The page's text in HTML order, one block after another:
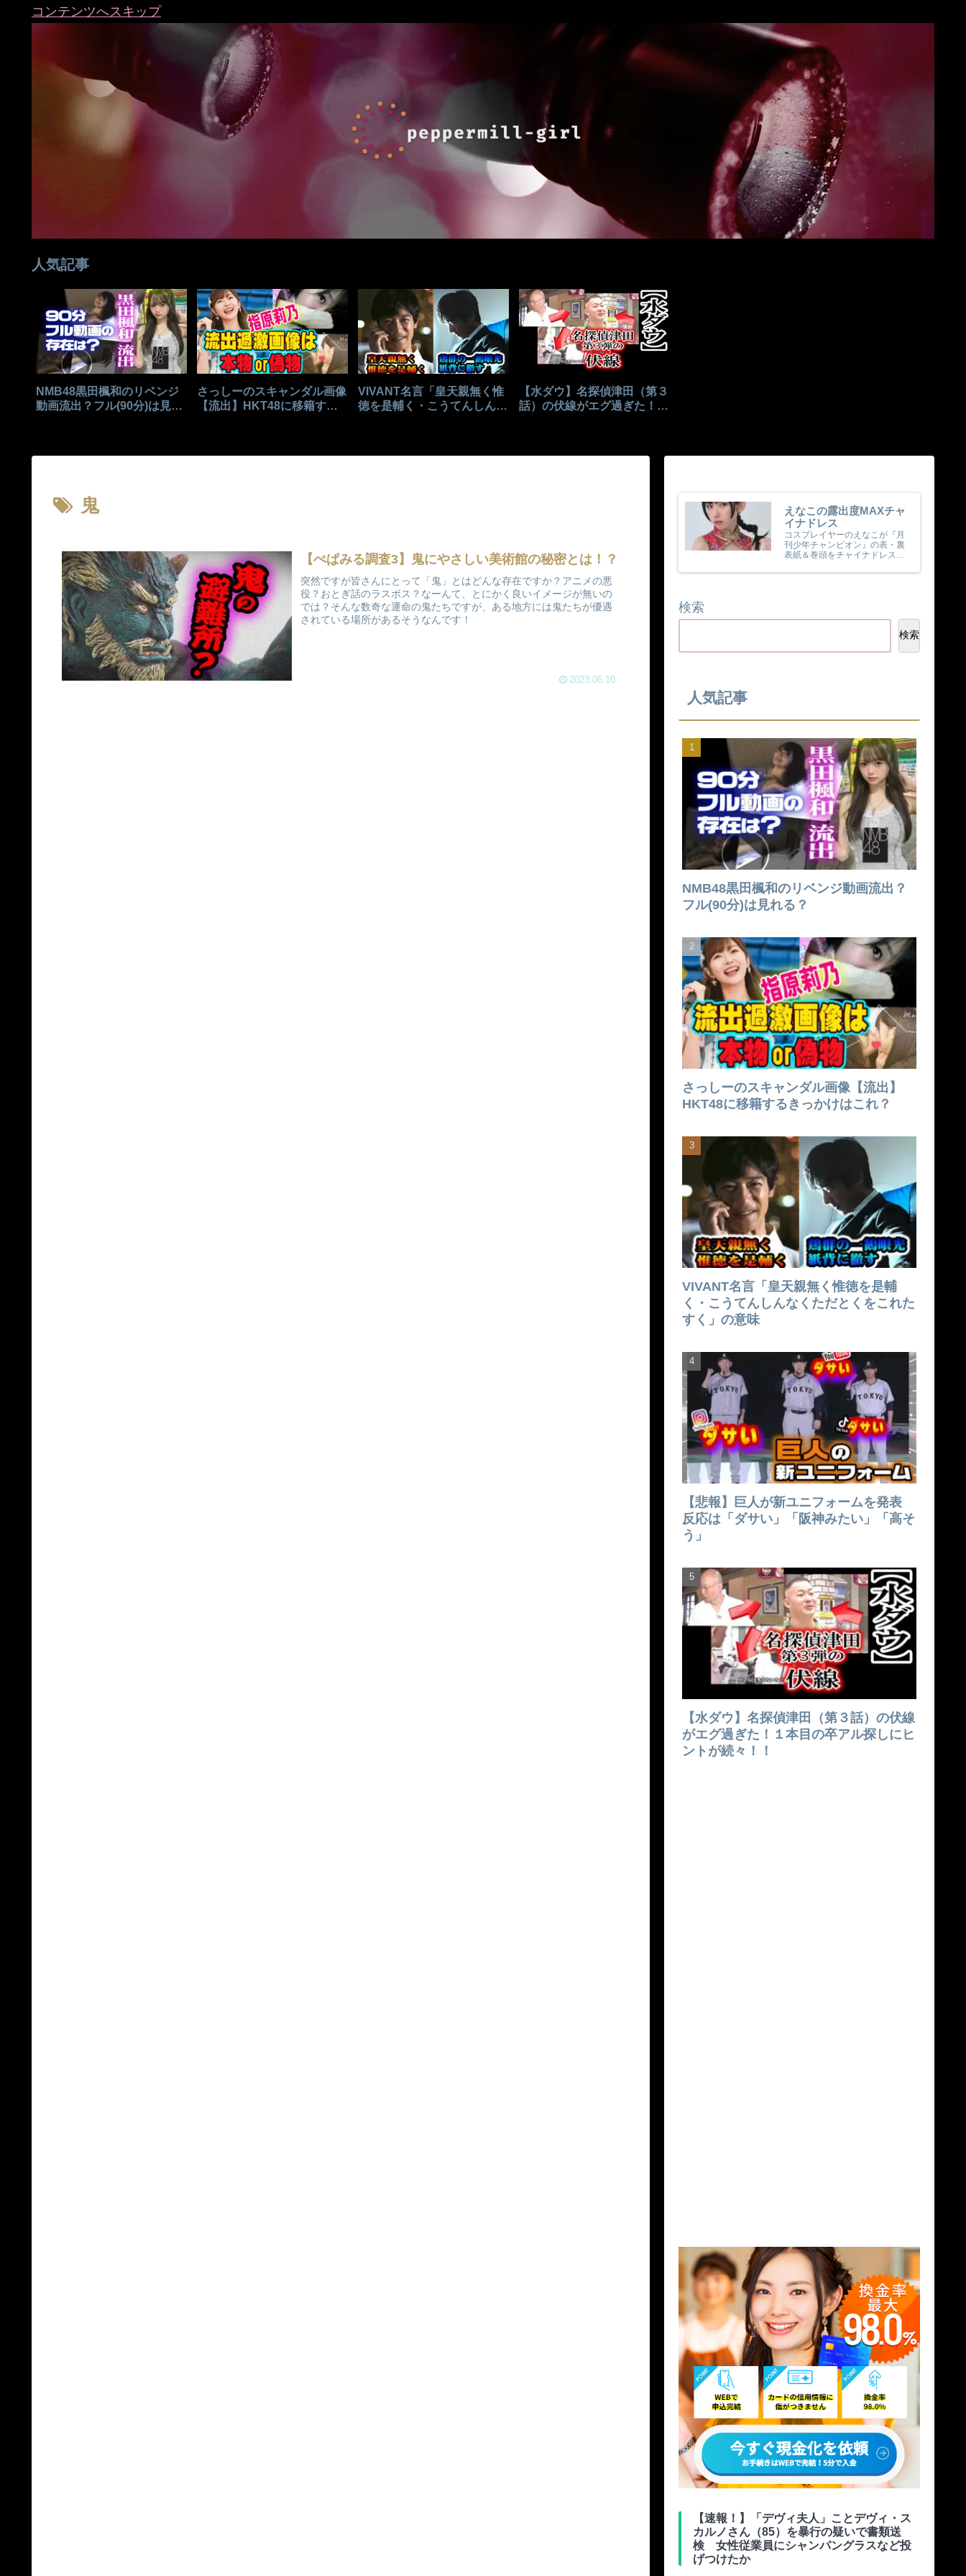
コンテンツへスキップ
人気記事
NMB48黒田楓和のリベンジ
動画流出？フル(90分)は見れ
さっしーのスキャンダル画像
【流出】HKT48に移籍する
VIVANT名言「皇天親無く惟
徳を是輔く・こうてんしんな
【水ダウ】名探偵津田（第３
話）の伏線がエグ過ぎた！１
鬼
【ぺぱみる調査3】鬼にやさしい美術館の秘密とは！？
突然ですが皆さんにとって「鬼」とはどんな存在ですか？アニメの悪
役？おとぎ話のラスボス？なーんて、とにかく良いイメージが無いの
では？そんな数奇な運命の鬼たちですが、ある地方には鬼たちが優遇
されている場所があるそうなんです！
2023.06.10
えなこの露出度MAXチャ
イナドレス
コスプレイヤーのえなこが『月
刊少年チャンピオン』の表・裏
表紙＆巻頭をチャイナドレス姿
検索
検索
人気記事
NMB48黒田楓和のリベンジ動画流出？
フル(90分)は見れる？
さっしーのスキャンダル画像【流出】
HKT48に移籍するきっかけはこれ？
VIVANT名言「皇天親無く惟徳を是輔
く・こうてんしんなくただとくをこれた
すく」の意味
【悲報】巨人が新ユニフォームを発表
反応は「ダサい」「阪神みたい」「高そ
う」
【水ダウ】名探偵津田（第３話）の伏線
がエグ過ぎた！１本目の卒アル探しにヒ
ントが続々！！
【速報！】「デヴィ夫人」ことデヴィ・ス
カルノさん（85）を暴行の疑いで書類送
検 女性従業員にシャンパングラスなど投
げつけたか